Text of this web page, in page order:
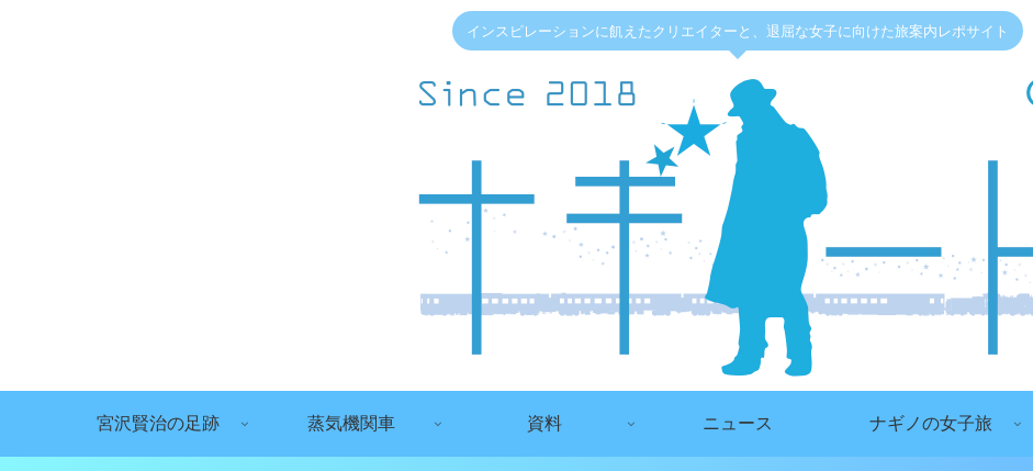
インスピレーションに飢えたクリエイターと、退屈な女子に向けた旅案内レポサイト
宮沢賢治の足跡 蒸気機関車 資料 ニュース ナギノの女子旅